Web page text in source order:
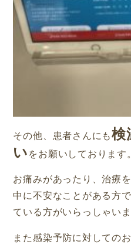
その他、患者さんにも検
い をお願いしております
お痛みがあったり、治療
中に不安なことがある方
ている方がいらっしゃい
また感染予防に対しての